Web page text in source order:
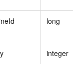
long
integer